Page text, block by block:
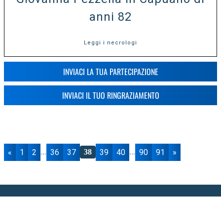
anni 82
Leggi i necrologi
INVIACI LA TUA PARTECIPAZIONE
INVIACI IL TUO RINGRAZIAMENTO
« 1 2 ... 36 37 38 39 40 ... 90 91 »